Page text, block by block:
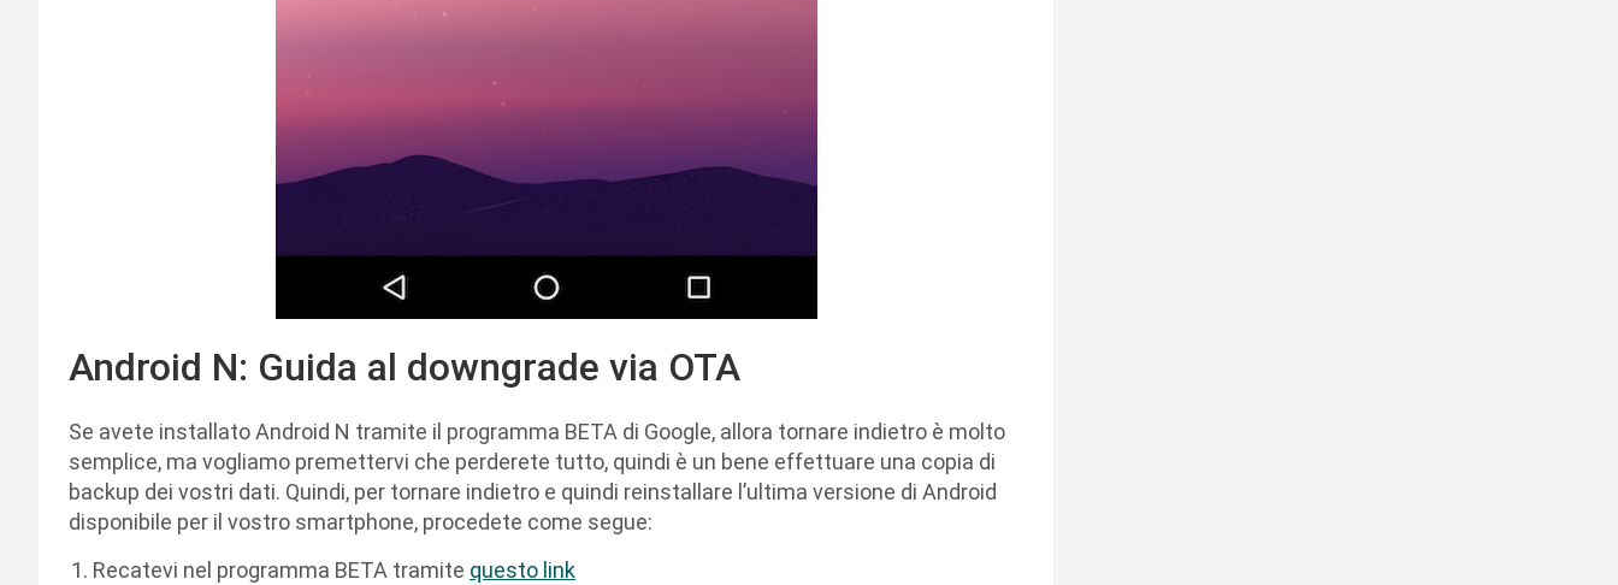
Android N: Guida al downgrade via OTA
Se avete installato Android N tramite il programma BETA di Google, allora tornare indietro è molto
semplice, ma vogliamo premettervi che perderete tutto, quindi è un bene effettuare una copia di
backup dei vostri dati. Quindi, per tornare indietro e quindi reinstallare l’ultima versione di Android
disponibile per il vostro smartphone, procedete come segue:
Recatevi nel programma BETA tramite questo link